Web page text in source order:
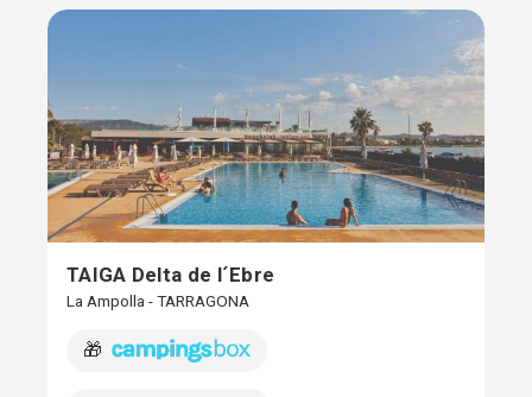
TAIGA Delta de l´Ebre
La Ampolla - TARRAGONA
🎁